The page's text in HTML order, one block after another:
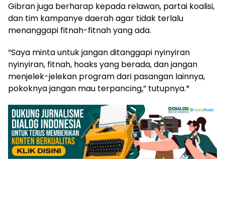
Gibran juga berharap kepada relawan, partai koalisi,
dan tim kampanye daerah agar tidak terlalu
menanggapi fitnah-fitnah yang ada.
“Saya minta untuk jangan ditanggapi nyinyiran
nyinyiran, fitnah, hoaks yang berada, dan jangan
menjelek-jelekan program dari pasangan lainnya,
pokoknya jangan mau terpancing,” tutupnya.*